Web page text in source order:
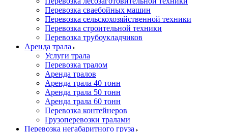
Перевозка сваебойных машин
Перевозка сельскохозяйственной техники
Перевозка строительной техники
Перевозка трубоукладчиков
Аренда трала
Услуги трала
Перевозка тралом
Аренда тралов
Аренда трала 40 тонн
Аренда трала 50 тонн
Аренда трала 60 тонн
Перевозка контейнеров
Грузоперевозки тралами
Перевозка негабаритного груза